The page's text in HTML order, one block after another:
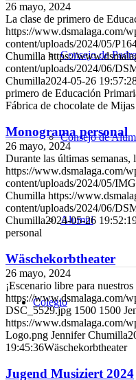
Consejo de
Consejo de
Alumni
Colegio
26 mayo, 2024
La clase de primero de
https://www.dsmalaga.com/
content/uploads/2024/05/
Chumilla https://
content/uploads/2024/06/
Chumilla2024-05-26
primero de Educación
Fábrica de chocolate de Mijas
Monograma personal
26 mayo, 2024
Durante las últimas
https://www.dsmalaga.com/
content/uploads/2024/05/
Chumilla https://
content/uploads/2024/06/
Chumilla2024-05-26
personal
Wäschekorbtheater
26 mayo, 2024
¡Escenario libre para
https://www.dsmalaga.com/
DSC_5529.jpg 1500 1500
https://www.dsmalaga.com/
Logo.png Jennifer Chumilla
19:45:36Wäschekorbtheater
Jugend Musiziert 2024